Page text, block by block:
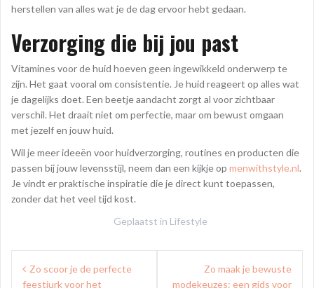
herstellen van alles wat je de dag ervoor hebt gedaan.
Verzorging die bij jou past
Vitamines voor de huid hoeven geen ingewikkeld onderwerp te
zijn. Het gaat vooral om consistentie. Je huid reageert op alles wat
je dagelijks doet. Een beetje aandacht zorgt al voor zichtbaar
verschil. Het draait niet om perfectie, maar om bewust omgaan
met jezelf en jouw huid.
Wil je meer ideeën voor huidverzorging, routines en producten die
passen bij jouw levensstijl, neem dan een kijkje op menwithstyle.nl.
Je vindt er praktische inspiratie die je direct kunt toepassen,
zonder dat het veel tijd kost.
Geplaatst in Lifestyle
Bericht
Zo scoor je de perfecte
feestjurk voor het
Zo maak je bewuste
modekeuzes: een gids voor